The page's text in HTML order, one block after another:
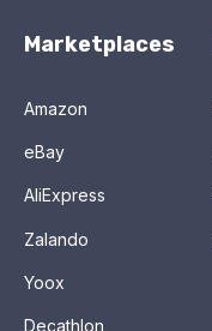
Marketplaces
Amazon
eBay
AliExpress
Zalando
Yoox
Decathlon